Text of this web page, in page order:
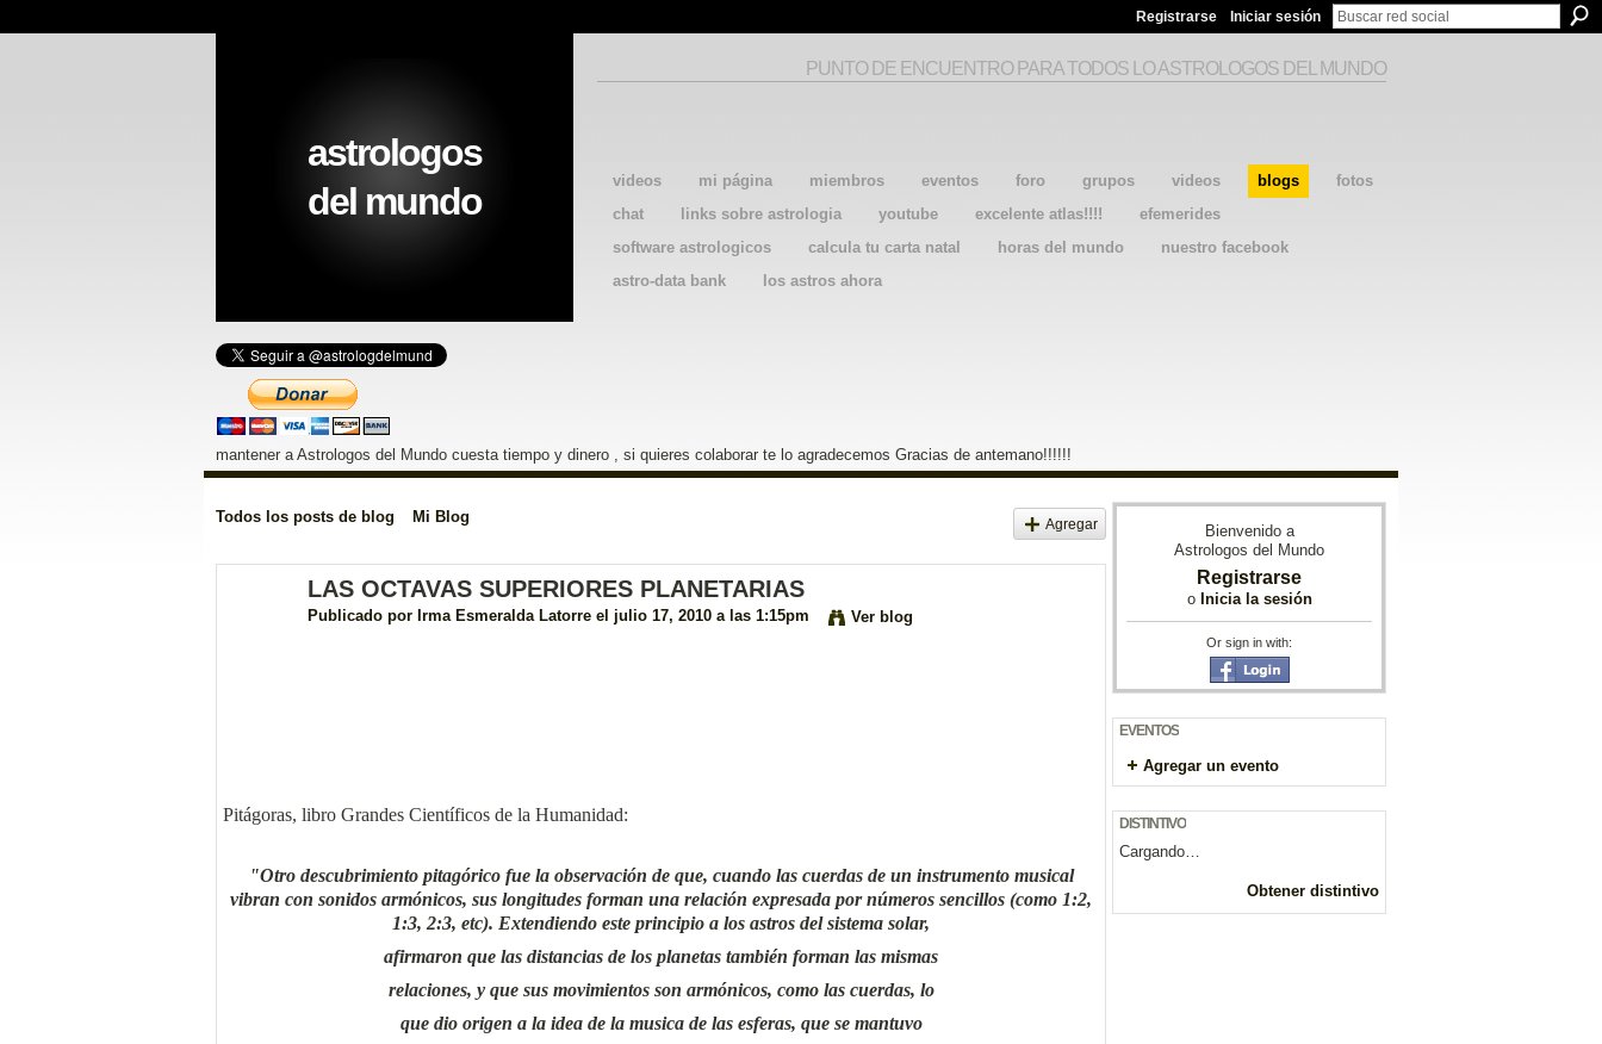
Registrarse Iniciar sesión
videos mi página miembros eventos foro grupos videos blogs
fotos
chat
links sobre astrologia youtube excelente atlas!!!!
efemerides
software astrologicos
calcula tu carta natal horas del mundo
nuestro facebook
astro-data bank
los astros ahora
astrologos
del mundo
PUNTO DE ENCUENTRO PARA TODOS LO ASTROLOGOS DEL MUNDO
mantener a Astrologos del Mundo cuesta tiempo y dinero , si quieres colaborar te lo agradecemos Gracias de antemano!!!!!!
Todos los posts de blog Mi Blog Agregar
LAS OCTAVAS SUPERIORES PLANETARIAS
Publicado por Irma Esmeralda Latorre el julio 17, 2010 a las 1:15pm Ver blog
Pitágoras, libro Grandes Científicos de la Humanidad:
"Otro descubrimiento pitagórico fue la observación de que, cuando las cuerdas de un instrumento musical
vibran con sonidos armónicos, sus longitudes forman una relación expresada por números sencillos (como 1:2,
1:3, 2:3, etc). Extendiendo este principio a los astros del sistema solar,
afirmaron que las distancias de los planetas también forman las mismas
relaciones, y que sus movimientos son armónicos, como las cuerdas, lo
que dio origen a la idea de la musica de las esferas, que se mantuvo
Bienvenido a
Astrologos del Mundo
Registrarse
o Inicia la sesión
Or sign in with:
EVENTOS
Agregar un evento
DISTINTIVO
Cargando…
Obtener distintivo